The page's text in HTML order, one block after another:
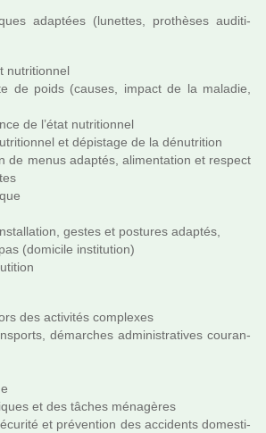
adap­tées (lunet­tes, pro­thè­ses audi­ti­
nutri­tion­nel
de poids (causes, impact de la mala­die,
de l’état nutri­tion­nel
et dépis­tage de la dénu­tri­tion
de menus adap­tés, ali­men­ta­tion et res­pect
gestes et pos­tu­res adap­tés,
(domi­cile ins­ti­tu­tion)
des acti­vi­tés com­plexes
démar­ches admi­nis­tra­ti­ves cou­ran­
et des tâches ména­gè­res
et pré­ven­tion des acci­dents domes­ti­